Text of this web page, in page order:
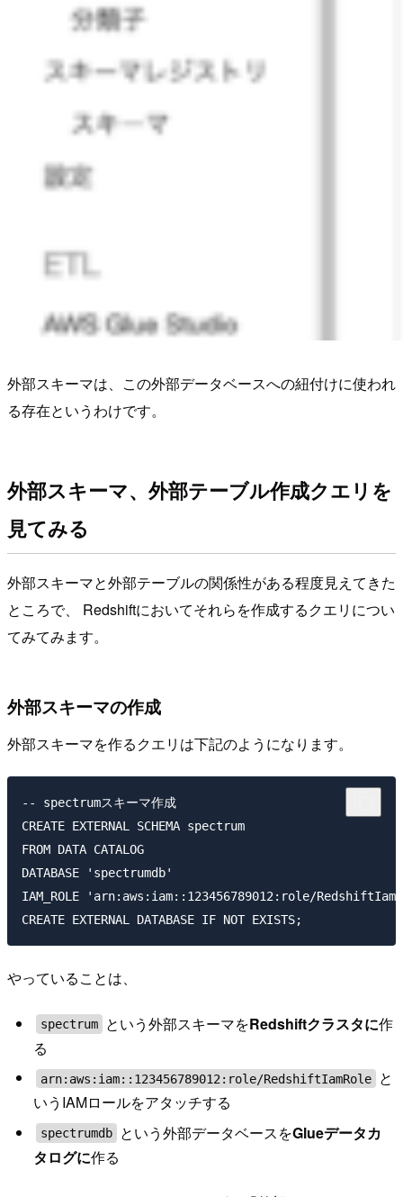
外部スキーマは、この外部データベースへの紐付けに使われ
る存在というわけです。
外部スキーマ、外部テーブル作成クエリを
見てみる
外部スキーマと外部テーブルの関係性がある程度見えてきた
ところで、 Redshiftにおいてそれらを作成するクエリについ
てみてみます。
外部スキーマの作成
外部スキーマを作るクエリは下記のようになります。
-- spectrumスキーマ作成
CREATE EXTERNAL SCHEMA spectrum
FROM DATA CATALOG
DATABASE 'spectrumdb'
IAM_ROLE 'arn:aws:iam::123456789012:role/
やっていることは、
spectrum という外部スキーマをRedshiftクラスタに作
る
arn:aws:iam::123456789012:role/RedshiftIamRole
と
いうIAMロールをアタッチする
spectrumdb という外部データベースをGlueデータカ
タログに作る